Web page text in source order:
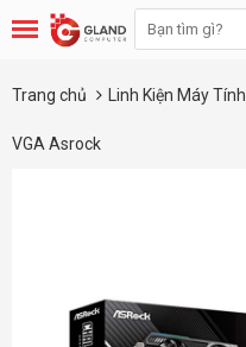
Trang chủ Linh Kiện Máy Tính
VGA Asrock